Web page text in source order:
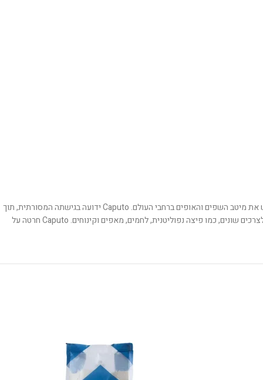
חברת Caputo היא מותג איטלקי מוביל המתמחה בייצור קמחי פרימיום מאז 1924. המותג, שמקורו בנאפולי, נחשב לסמל של איכות וחדשנות בתחום הקמחים ומשמש את מיטב השפים והאופים ברחבי העולם. Caputo ידועה בגישתה המסורתית, תוך
שימוש בשיטות טחינה איטיות ומדויקות ובחומרי גלם איכותיים ליצירת קמחים עם טעמים, מרקמים וארומות ייחודיים. החברה מציעה מגוון רחב של קמחים המותאמים לצרכים שונים, כמו פיצה נפוליטנית, לחמים, מאפים וקינוחים. Caputo חרטה על